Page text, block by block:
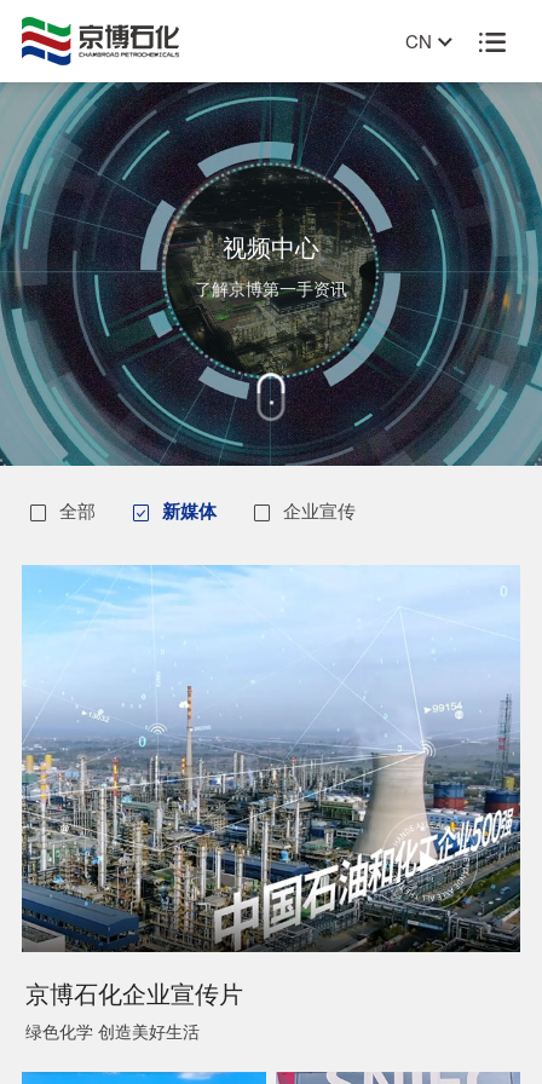

CN
视频中心
了解京博第一手资讯
全部  新媒体 企业宣传
京博石化企业宣传片
绿色化学 创造美好生活